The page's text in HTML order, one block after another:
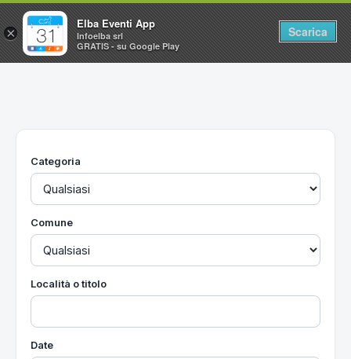
Home
Utilità
Categoria
Comune
Località o titolo
Date
×
Elba Eventi App
Infoelba srl
GRATIS - su Google Play
Scarica